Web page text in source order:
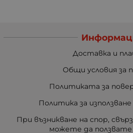
Доставка и
Общи условия за
Политиката за
Политика за
При възникване на спор,
можете да